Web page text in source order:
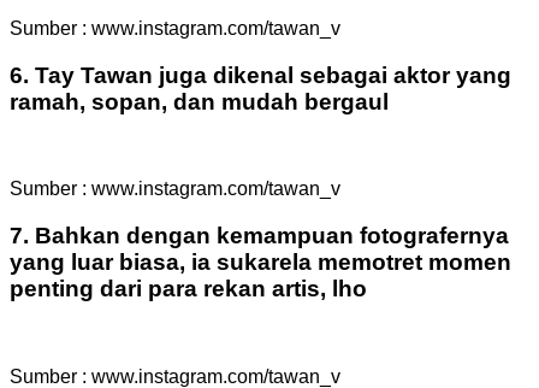
Sumber : www.instagram.com/tawan_v
6. Tay Tawan juga dikenal sebagai aktor yang
ramah, sopan, dan mudah bergaul
Sumber : www.instagram.com/tawan_v
7. Bahkan dengan kemampuan fotografernya
yang luar biasa, ia sukarela memotret momen
penting dari para rekan artis, lho
Sumber : www.instagram.com/tawan_v